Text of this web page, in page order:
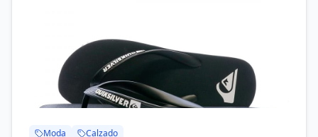
Moda Calzado